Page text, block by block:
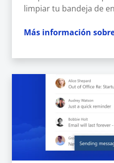
limpiar tu bandeja de
Más información